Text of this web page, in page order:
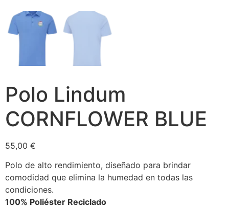
Polo Lindum
CORNFLOWER BLUE
55,00 €
Polo de alto rendimiento, diseñado para brindar
comodidad que elimina la humedad en todas las
condiciones.
100% Poliéster Reciclado